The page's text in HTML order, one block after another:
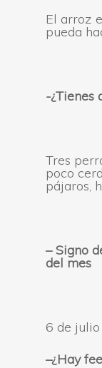
El arroz
pueda
-¿Tienes
Tres
poco
pájaros,
– Signo
del mes
6 de
–¿Hay